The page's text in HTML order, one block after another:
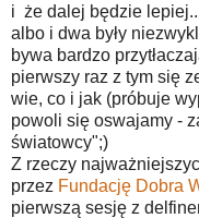
i że dalej będzie
albo i dwa były
bywa bardzo
pierwszy raz z tym się
wie, co i jak (próbuje
powoli się oswajamy -
światowcy";)
Z rzeczy
przez Fundację Dobra
pierwszą sesję z